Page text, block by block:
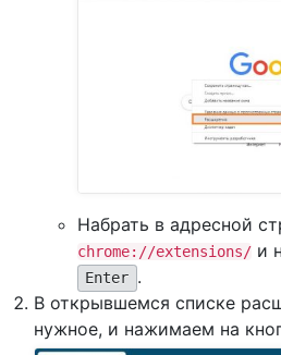
Набрать в адресной
chrome://extensions/ и
Enter .
В открывшемся списке
нужное, и нажимаем на